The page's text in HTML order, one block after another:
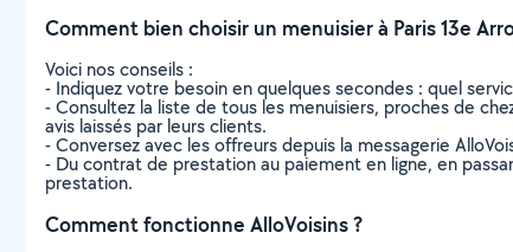
Comment bien choisir un menuisier à Paris 13e
Voici nos conseils :
- Indiquez votre besoin en quelques secondes : quel
- Consultez la liste de tous les menuisiers, proches de
avis laissés par leurs clients.
- Conversez avec les offreurs depuis la messagerie
- Du contrat de prestation au paiement en ligne, en
prestation.
Comment fonctionne AlloVoisins ?